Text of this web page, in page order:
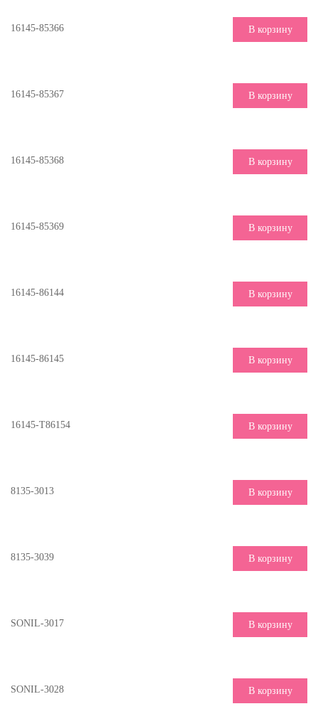
16145-85366 В корзину
16145-85367 В корзину
16145-85368 В корзину
16145-85369 В корзину
16145-86144 В корзину
16145-86145 В корзину
16145-Т86154 В корзину
8135-3013 В корзину
8135-3039 В корзину
SONIL-3017 В корзину
SONIL-3028 В корзину